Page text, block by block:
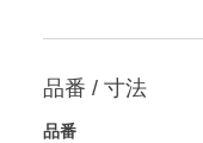
品番 / 寸法
品番